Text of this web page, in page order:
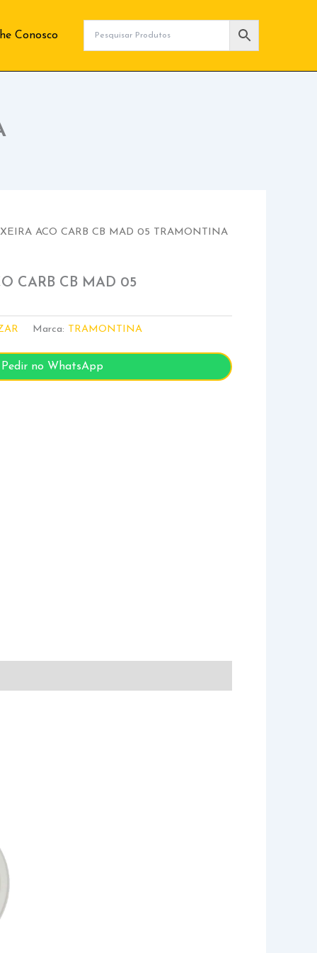
Conosco
ACO CARB CB MAD 05 TRAMONTINA
CARB CB MAD 05
Marca: TRAMONTINA
Pedir no WhatsApp